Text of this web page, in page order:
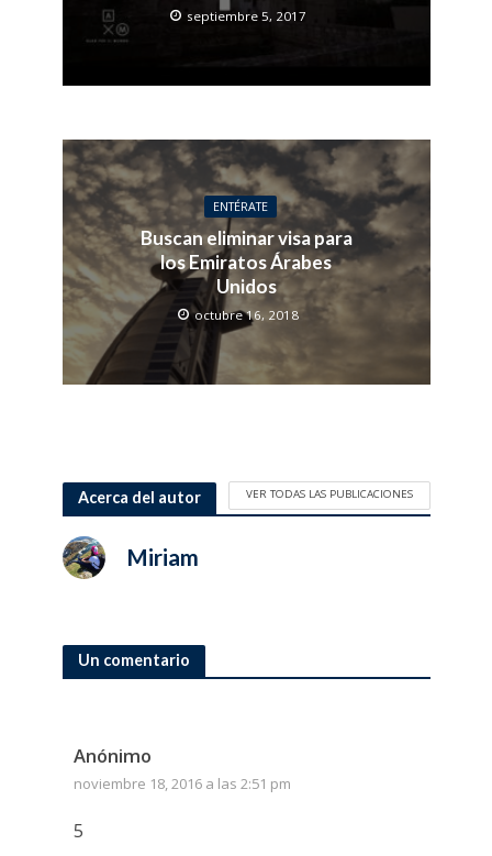
septiembre 5, 2017
ENTÉRATE
Buscan eliminar visa para
los Emiratos Árabes
Unidos
octubre 16, 2018
Acerca del autor VER TODAS LAS PUBLICACIONES
Miriam
Un comentario
Anónimo
noviembre 18, 2016 a las 2:51 pm
5